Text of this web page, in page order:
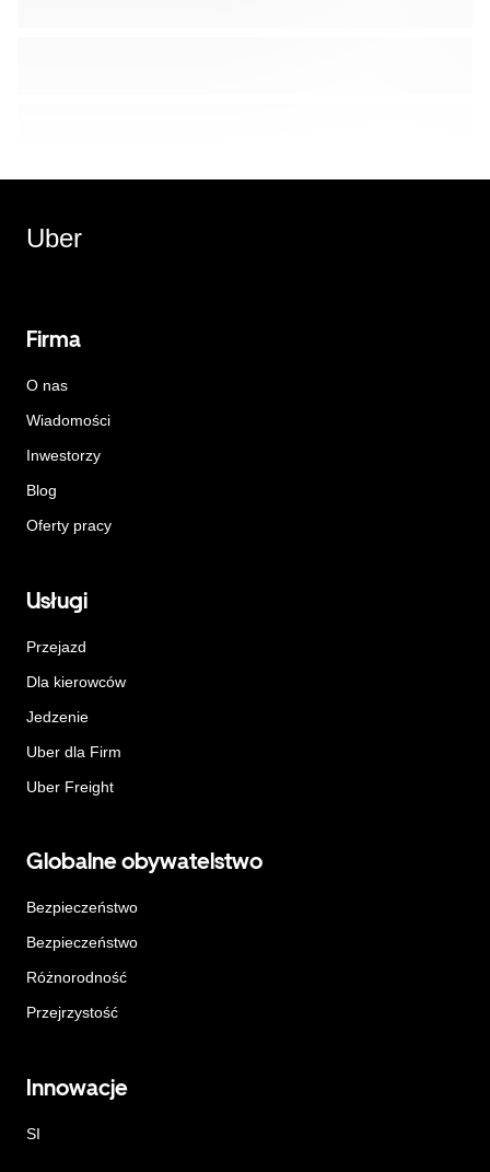
Uber
Firma
O nas
Wiadomości
Inwestorzy
Blog
Oferty pracy
Usługi
Przejazd
Dla kierowców
Jedzenie
Uber dla Firm
Uber Freight
Globalne obywatelstwo
Bezpieczeństwo
Bezpieczeństwo
Różnorodność
Przejrzystość
Innowacje
SI